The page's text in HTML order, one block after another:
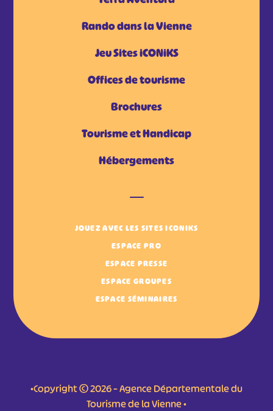
Rando dans la Vienne
Jeu Sites iCONiKS
Offices de tourisme
Brochures
Tourisme et Handicap
Hébergements
JOUEZ AVEC LES SITES ICONIKS
ESPACE PRO
ESPACE PRESSE
ESPACE GROUPES
ESPACE SÉMINAIRES
•Copyright © 2026 – Agence Départementale du
Tourisme de la Vienne •